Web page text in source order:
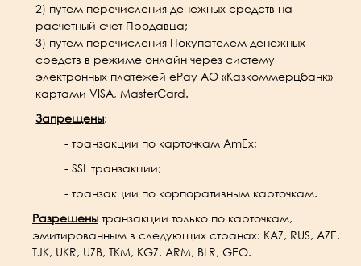
2) путем перечисления денежных средств на
расчетный счет Продавца;
3) путем перечисления Покупателем денежных
средств в режиме онлайн через систему
электронных платежей ePay АО «Казкоммерцбанк»
картами VISA, MasterCard.
Запрещены:
- транзакции по карточкам AmEx;
- SSL транзакции;
- транзакции по корпоративным карточкам.
Разрешены транзакции только по карточкам,
эмитированным в следующих странах: KAZ, RUS, AZE,
TJK, UKR, UZB, TKM, KGZ, ARM, BLR, GEO.